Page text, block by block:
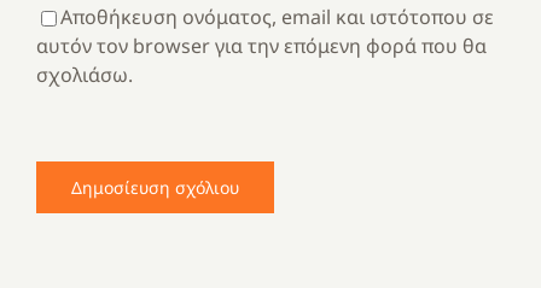
Αποθήκευση ονόματος, email και ιστότοπου σε
αυτόν τον browser για την επόμενη φορά που θα
σχολιάσω.